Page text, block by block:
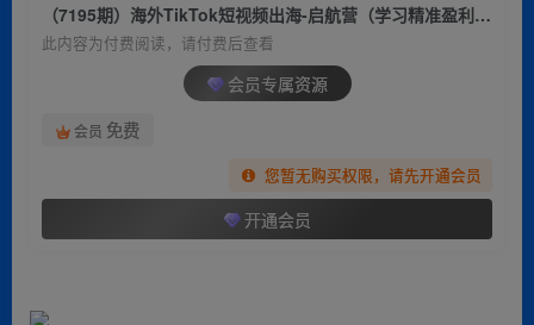
（7195期）海外TikTok短视频出海-启航营（学习精准盈利）解读，手把手教会你从0-1入局
此内容为付费阅读，请付费后查看
会员专属资源
会员 免费
您暂无购买权限，请先开通会员
开通会员